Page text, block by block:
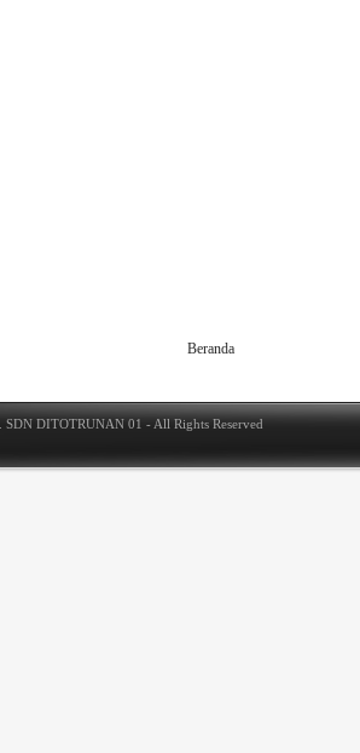
Beranda
SDN DITOTRUNAN 01 - All Rights Reserved